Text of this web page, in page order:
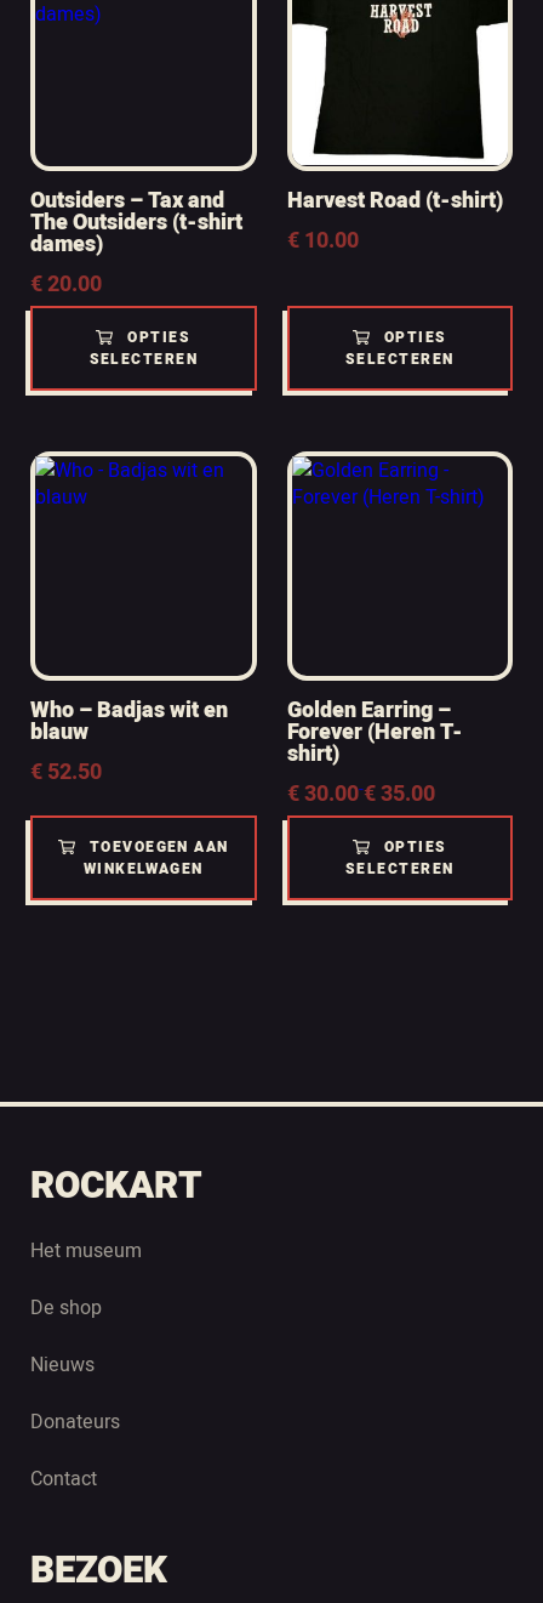
Outsiders – Tax and
The Outsiders (t-shirt
dames)
€20.00
OPTIES
SELECTEREN
Harvest Road (t-shirt)
€10.00
OPTIES
SELECTEREN
Who – Badjas wit en
blauw
€52.50
TOEVOEGEN AAN
WINKELWAGEN
Golden Earring –
Forever (Heren T-
shirt)
€30.00-€35.00
Prijsklasse:
€ 30.00
OPTIES
SELECTEREN
ROCKART
Het museum
De shop
Nieuws
Donateurs
Contact
BEZOEK